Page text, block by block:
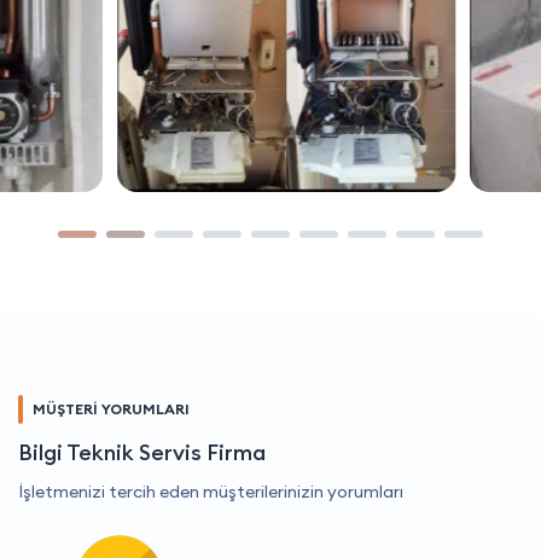
MÜŞTERİ YORUMLARI
Bilgi Teknik Servis Firma
İşletmenizi tercih eden müşterilerinizin yorumları